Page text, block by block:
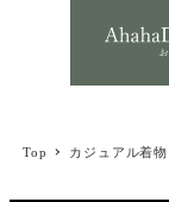
Top カジュアル着物